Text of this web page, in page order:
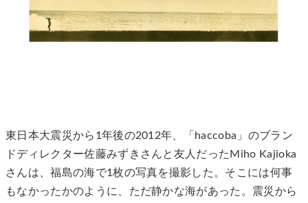
東日本大震災から1年後の2012年、「haccoba」のブラン
ドディレクター佐藤みずきさんと友人だったMiho Kajioka
さんは、福島の海で1枚の写真を撮影した。そこには何事
もなかったかのように、ただ静かな海があった。震災から